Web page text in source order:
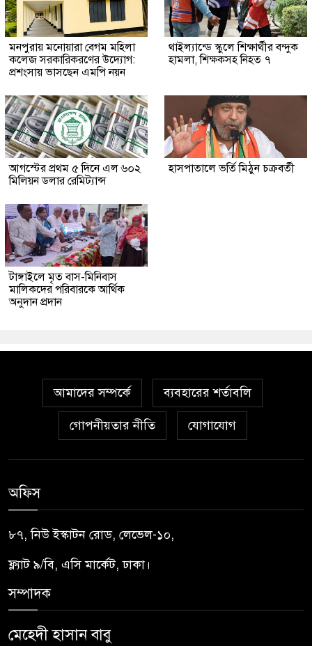
মনপুরায় মনোয়ারা বেগম মহিলা
কলেজ সরকারিকরণের উদ্যোগ:
প্রশংসায় ভাসছেন এমপি নয়ন
থাইল্যান্ডে স্কুলে শিক্ষার্থীর বন্দুক
হামলা, শিক্ষকসহ নিহত ৭
আগস্টের প্রথম ৫ দিনে এল ৬০২
মিলিয়ন ডলার রেমিট্যান্স
হাসপাতালে ভর্তি মিঠুন চক্রবর্তী
টাঙ্গাইলে মৃত বাস-মিনিবাস
মালিকদের পরিবারকে আর্থিক
অনুদান প্রদান
আমাদের সম্পর্কে ব্যবহারের শর্তাবলি
গোপনীয়তার নীতি যোগাযোগ
অফিস
৮৭, নিউ ইস্কাটন রোড, লেভেল-১০,
ফ্ল্যাট ৯/বি, এসি মার্কেট, ঢাকা।
সম্পাদক
মেহেদী হাসান বাবু